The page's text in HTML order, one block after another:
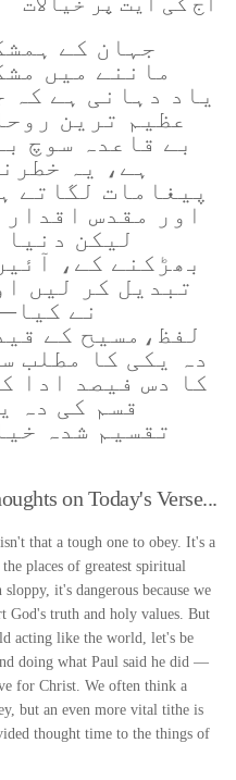
جہان کے
ماننے میں
یاد دہانی ہے کہ
عظیم ترین
بے قاعدہ سوچ
ہے، یہ
پیغامات لگاتے
اور مقدس
لیکن
بھڑکنے کے،
تبدیل کر لیں
نے
لفظ،مسیح کے
دہ یکی کا مطلب
کا دس فیصد ادا
قسم کی دہ
تقسیم شدہ
on Today's Verse...
that a tough one to obey. It's a
places of greatest spiritual
it's dangerous because we
God's truth and holy values. But
acting like the world, let's be
doing what Paul said he did —
for Christ. We often think a
but an even more vital tithe is
thought time to the things of